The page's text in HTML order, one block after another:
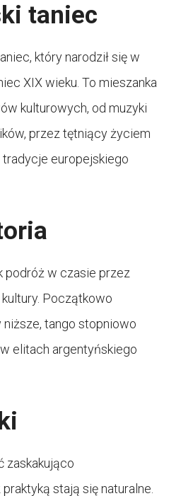
taniec
który narodził się w
XIX wieku. To mieszanka
kulturowych, od muzyki
przez tętniący życiem
europejskiego
podróż w czasie przez
Początkowo
tango stopniowo
elitach argentyńskiego
zaskakująco
stają się naturalne.